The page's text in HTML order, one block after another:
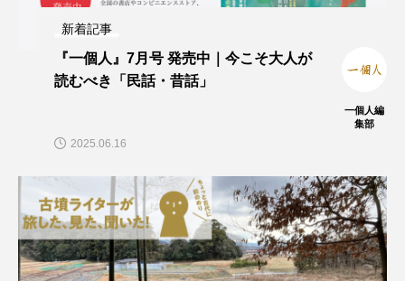
新着記事
『一個人』7月号 発売中｜今こそ大人が
読むべき「民話・昔話」
一個人編
集部
2025.06.16